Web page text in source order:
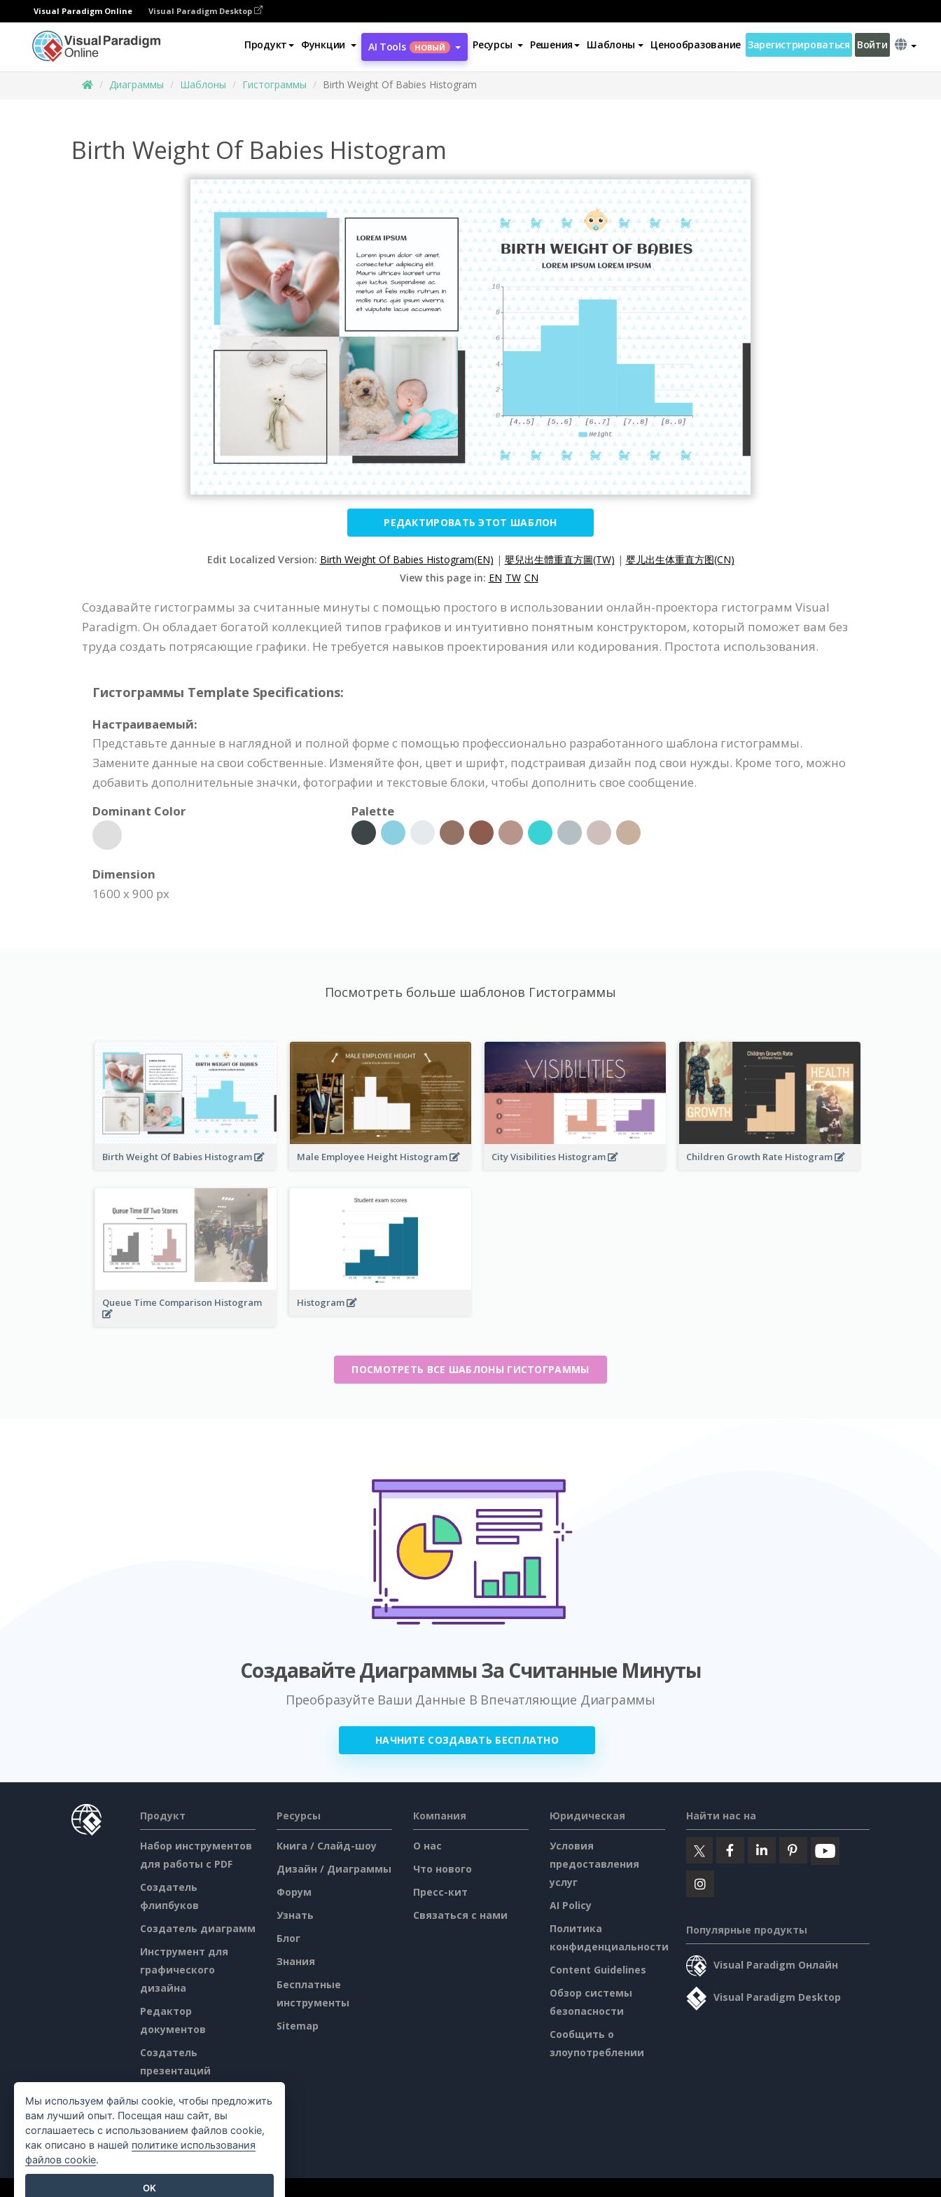
Visual Paradigm Online Visual Paradigm Desktop
Продукт Функции AI Tools НОВЫЙ Ресурсы Решения Шаблоны Ценообразование Зарегистрироваться Войти
Диаграммы Шаблоны Гистограммы Birth Weight Of Babies Histogram
Birth Weight Of Babies Histogram
РЕДАКТИРОВАТЬ ЭТОТ ШАБЛОН
Edit Localized Version: Birth Weight Of Babies Histogram(EN) | 嬰兒出生體重直方圖(TW) | 婴儿出生体重直方图(CN)
View this page in: EN TW CN
Создавайте гистограммы за считанные минуты с помощью простого в использовании онлайн-проектора гистограмм Visual
Paradigm. Он обладает богатой коллекцией типов графиков и интуитивно понятным конструктором, который поможет вам без
труда создать потрясающие графики. Не требуется навыков проектирования или кодирования. Простота использования.
Гистограммы Template Specifications:
Настраиваемый:
Представьте данные в наглядной и полной форме с помощью профессионально разработанного шаблона гистограммы.
Замените данные на свои собственные. Изменяйте фон, цвет и шрифт, подстраивая дизайн под свои нужды. Кроме того, можно
добавить дополнительные значки, фотографии и текстовые блоки, чтобы дополнить свое сообщение.
Dominant Color
Palette
Dimension
1600 x 900 px
Посмотреть больше шаблонов Гистограммы
Birth Weight Of Babies Histogram Male Employee Height Histogram City Visibilities Histogram Children Growth Rate Histogram
Queue Time Comparison Histogram Histogram
ПОСМОТРЕТЬ ВСЕ ШАБЛОНЫ ГИСТОГРАММЫ
Создавайте Диаграммы За Считанные Минуты
Преобразуйте Ваши Данные В Впечатляющие Диаграммы
НАЧНИТЕ СОЗДАВАТЬ БЕСПЛАТНО
Продукт
Набор инструментов
для работы с PDF
Создатель
флипбуков
Создатель диаграмм
Инструмент для
графического
дизайна
Редактор
документов
Создатель
презентаций
Редактор
электронных таблиц
Ценообразование
Ресурсы
Книга / Слайд-шоу
Дизайн / Диаграммы
Форум
Узнать
Блог
Знания
Бесплатные
инструменты
Sitemap
Компания
О нас
Что нового
Пресс-кит
Связаться с нами
Юридическая
Условия
предоставления
услуг
AI Policy
Политика
конфиденциальности
Content Guidelines
Обзор системы
безопасности
Сообщить о
злоупотреблении
Найти нас на
Популярные продукты
Visual Paradigm Онлайн
Visual Paradigm Desktop
Мы используем файлы cookie, чтобы предложить
вам лучший опыт. Посещая наш сайт, вы
соглашаетесь с использованием файлов cookie,
как описано в нашей политике использования
файлов cookie.
OK